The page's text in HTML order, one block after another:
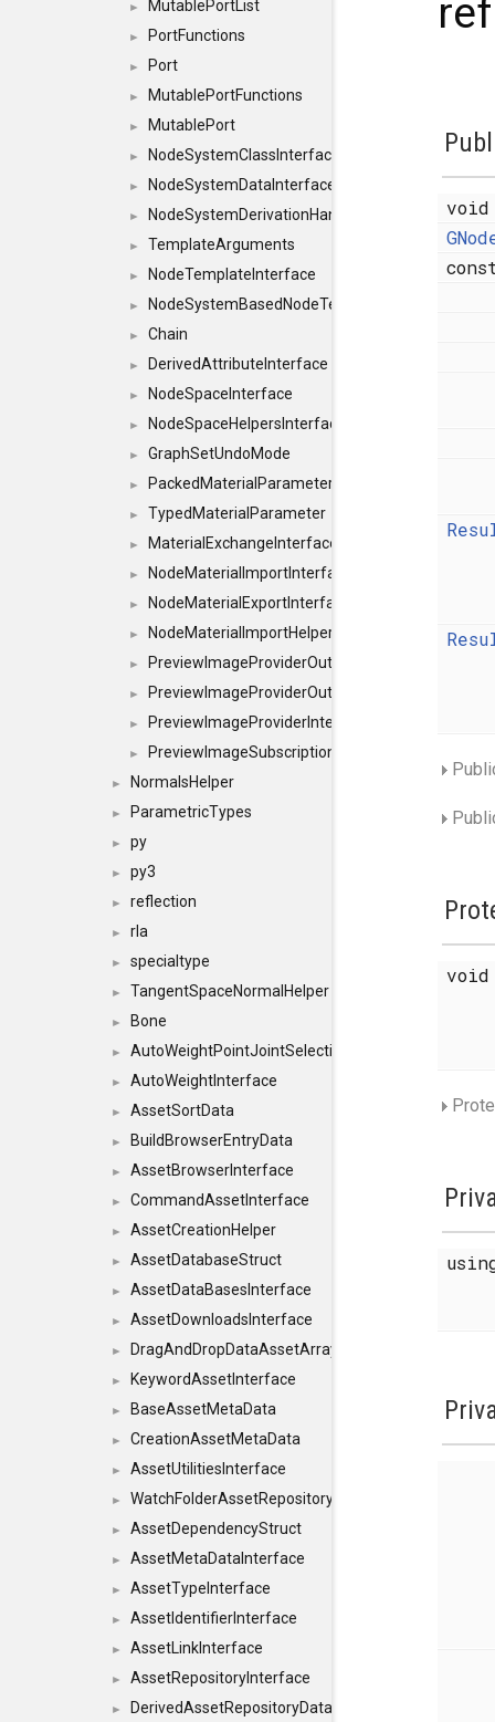
► MutablePortList
► PortFunctions
► Port
► MutablePortFunctions
► MutablePort
► NodeSystemClassInterface
► NodeSystemDataInterface
► NodeSystemDerivationHandlerInterface
► TemplateArguments
► NodeTemplateInterface
► NodeSystemBasedNodeTemplateInterface
► Chain
► DerivedAttributeInterface
► NodeSpaceInterface
► NodeSpaceHelpersInterface
► GraphSetUndoMode
► PackedMaterialParameter
► TypedMaterialParameter
► MaterialExchangeInterface
► NodeMaterialImportInterface
► NodeMaterialExportInterface
► NodeMaterialImportHelperInterface
► PreviewImageProviderOutputImage
► PreviewImageProviderOutput
► PreviewImageProviderInterface
► PreviewImageSubscriptionInterface
► NormalsHelper
► ParametricTypes
► py
► py3
► reflection
► rla
► specialtype
► TangentSpaceNormalHelper
► Bone
► AutoWeightPointJointSelections
► AutoWeightInterface
► AssetSortData
► BuildBrowserEntryData
► AssetBrowserInterface
► CommandAssetInterface
► AssetCreationHelper
► AssetDatabaseStruct
► AssetDataBasesInterface
► AssetDownloadsInterface
► DragAndDropDataAssetArray
► KeywordAssetInterface
► BaseAssetMetaData
► CreationAssetMetaData
► AssetUtilitiesInterface
► WatchFolderAssetRepositoryInterface
► AssetDependencyStruct
► AssetMetaDataInterface
► AssetTypeInterface
► AssetIdentifierInterface
► AssetLinkInterface
► AssetRepositoryInterface
► DerivedAssetRepositoryDataInterface